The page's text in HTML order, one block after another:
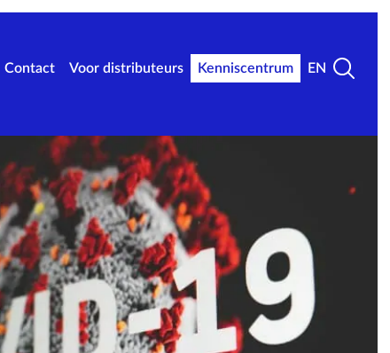
Contact Voor distributeurs Kenniscentrum EN